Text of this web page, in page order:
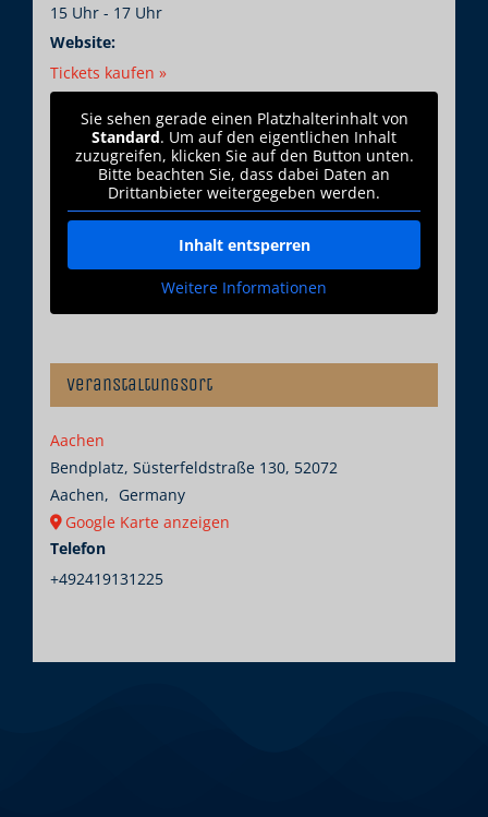
15 Uhr - 17 Uhr
Website:
Tickets kaufen »
Veranstaltungsort
Aachen
Bendplatz, Süsterfeldstraße 130, 52072
Aachen, Germany
Google Karte anzeigen
Telefon
+492419131225
Sie sehen gerade einen Platzhalterinhalt von
Standard. Um auf den eigentlichen Inhalt
zuzugreifen, klicken Sie auf den Button unten.
Bitte beachten Sie, dass dabei Daten an
Drittanbieter weitergegeben werden.
Inhalt entsperren
Weitere Informationen